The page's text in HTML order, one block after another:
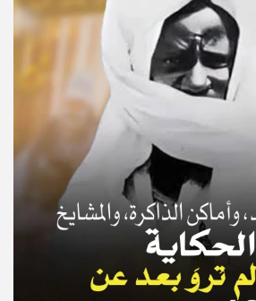
© Copyright 2025, APS